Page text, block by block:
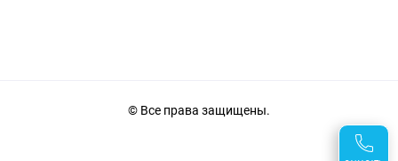
© Все права защищены.